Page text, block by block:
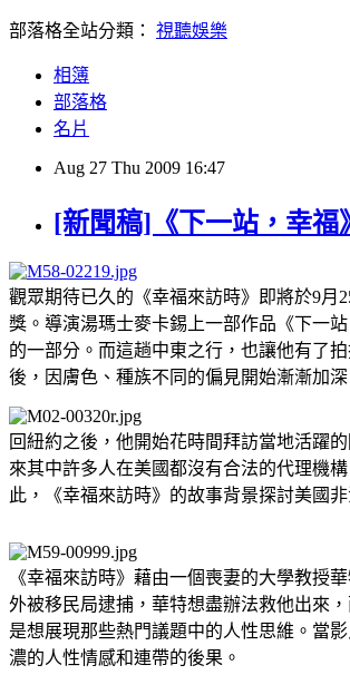
部落格全站分類： 視聽娛樂
相簿
部落格
名片
Aug 27 Thu 2009 16:47
[新聞稿]《下一站，幸福
觀眾期待已久的《幸福來訪時》即將於9月
獎。導演湯瑪士麥卡錫上一部作品《下一
的一部分。而這趟中東之行，也讓他有了
後，因膚色、種族不同的偏見開始漸漸加
回紐約之後，他開始花時間拜訪當地活躍
來其中許多人在美國都沒有合法的代理機
此，《幸福來訪時》的故事背景探討美國
《幸福來訪時》藉由一個喪妻的大學教授
外被移民局逮捕，華特想盡辦法救他出來
是想展現那些熱門議題中的人性思維。當
濃的人性情感和連帶的後果。